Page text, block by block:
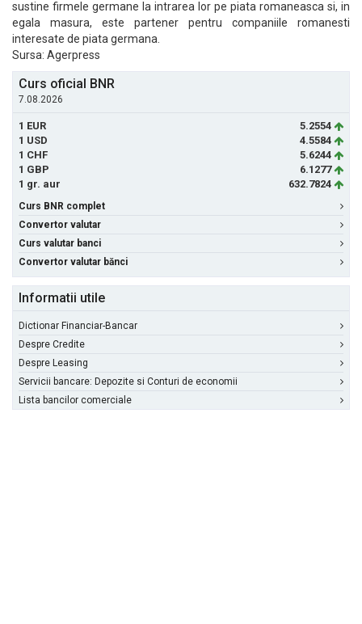
sustine firmele germane la intrarea lor pe piata romaneasca si, in
egala masura, este partener pentru companiile romanesti
interesate de piata germana.
Sursa: Agerpress
Curs oficial BNR
7.08.2026
1 EUR
5.2554
1 USD
4.5584
1 CHF
5.6244
1 GBP
6.1277
1 gr. aur
632.7824
Curs BNR complet
Convertor valutar
Curs valutar banci
Convertor valutar bănci
Informatii utile
Dictionar Financiar-Bancar
Despre Credite
Despre Leasing
Servicii bancare: Depozite si Conturi de economii
Lista bancilor comerciale